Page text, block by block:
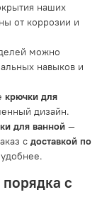
наших
от коррозии и
можно
навыков и
крючки для
дизайн.
для ванной —
с доставкой по
с